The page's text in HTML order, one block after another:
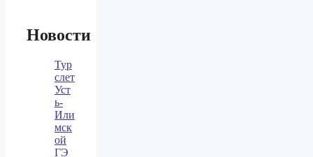
Новости
Тур
слет
Уст
ь-
Или
мск
ой
ГЭ